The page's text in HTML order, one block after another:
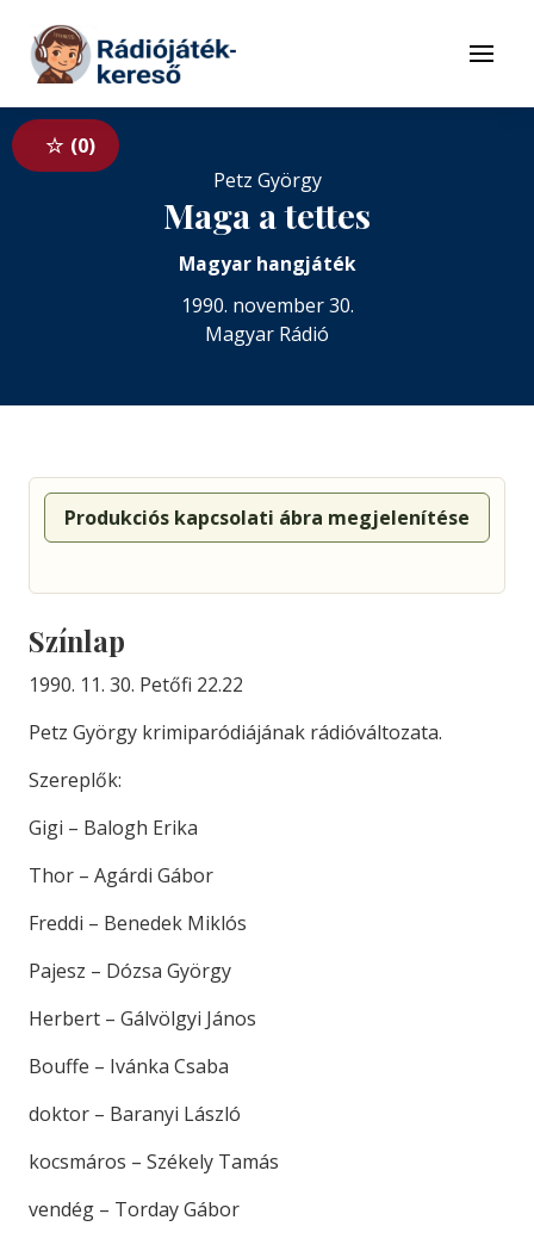
Tovább a tartalomhoz
Menü
0
Petz György
Maga a tettes
Magyar hangjáték
1990. november 30.
Magyar Rádió
Produkciós kapcsolati ábra megjelenítése
Színlap
1990. 11. 30. Petőfi 22.22
Petz György krimiparódiájának rádióváltozata.
Szereplők:
Gigi – Balogh Erika
Thor – Agárdi Gábor
Freddi – Benedek Miklós
Pajesz – Dózsa György
Herbert – Gálvölgyi János
Bouffe – Ivánka Csaba
doktor – Baranyi László
kocsmáros – Székely Tamás
vendég – Torday Gábor